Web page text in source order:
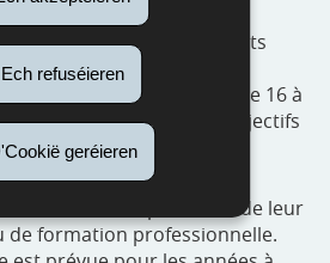
Ech refuséieren
geréieren
à des jeunes de deux
de 12 à 16 ans, inscrits
nommées Classes
ou jeunes décrocheurs de 16 à
dans des classes à objectifs
RECONNECT.
est la réconciliation des
scolaire et la poursuite de leur
de formation professionnelle.